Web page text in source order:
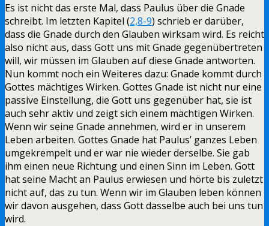
Es ist nicht das erste Mal, dass Paulus über die Gnade
schreibt. Im letzten Kapitel (2,8-9) schrieb er darüber,
dass die Gnade durch den Glauben wirksam wird. Es reicht
also nicht aus, dass Gott uns mit Gnade gegenübertreten
will, wir müssen im Glauben auf diese Gnade antworten.
Nun kommt noch ein Weiteres dazu: Gnade kommt durch
Gottes mächtiges Wirken. Gottes Gnade ist nicht nur eine
passive Einstellung, die Gott uns gegenüber hat, sie ist
auch sehr aktiv und zeigt sich einem mächtigen Wirken.
Wenn wir seine Gnade annehmen, wird er in unserem
Leben arbeiten. Gottes Gnade hat Paulus’ ganzes Leben
umgekrempelt und er war nie wieder derselbe. Sie gab
ihm einen neue Richtung und einen Sinn im Leben. Gott
hat seine Macht an Paulus erwiesen und hörte bis zuletzt
nicht auf, das zu tun. Wenn wir im Glauben leben können
wir davon ausgehen, dass Gott dasselbe auch bei uns tun
wird.